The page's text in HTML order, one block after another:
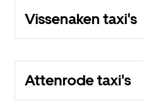
Vissenaken taxi's
Attenrode taxi's